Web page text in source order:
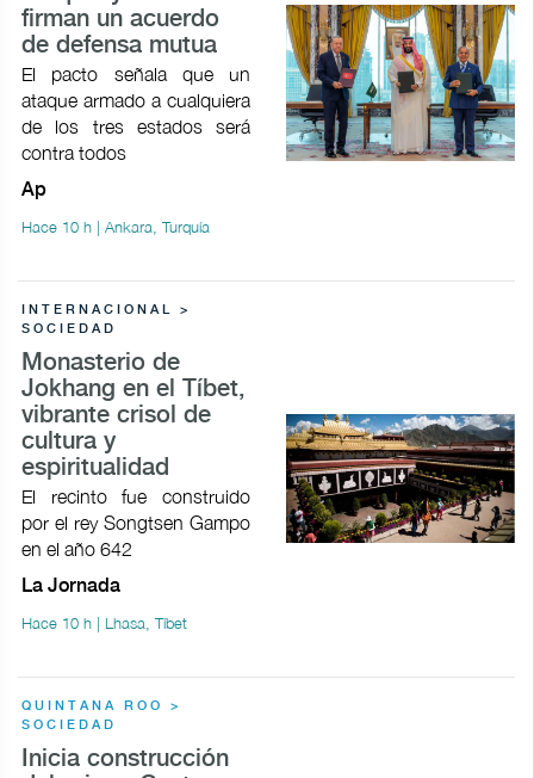
firman un acuerdo
de defensa mutua
El pacto señala que un
ataque armado a cualquiera
de los tres estados será
contra todos
Ap
Hace 10 h | Ankara, Turquía
INTERNACIONAL >
SOCIEDAD
Monasterio de
Jokhang en el Tíbet,
vibrante crisol de
cultura y
espiritualidad
El recinto fue construido
por el rey Songtsen Gampo
en el año 642
La Jornada
Hace 10 h | Lhasa, Tíbet
QUINTANA ROO >
SOCIEDAD
Inicia construcción